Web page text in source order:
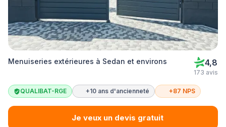
Menuiseries extérieures à Sedan et environs 4,8
173 avis
QUALIBAT-RGE +10 ans d'ancienneté +87 NPS
Je veux un devis gratuit